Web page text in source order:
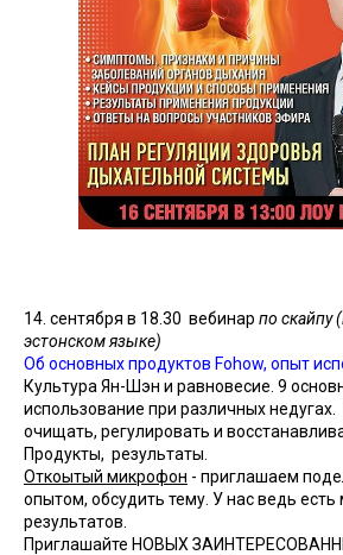
14. сентября в 18.30 вебинар по скайпу
эстонском языке)
Об основных продуктов Fohow, опыт
Культура Ян-Шэн и равновесие. 9
использование при различных
очищать, регулировать и
Продукты, результаты.
Откоытый микрофон - приглашаем
опытом, обсудить тему. У нас ведь
результатов.
Приглашайте НОВЫХ